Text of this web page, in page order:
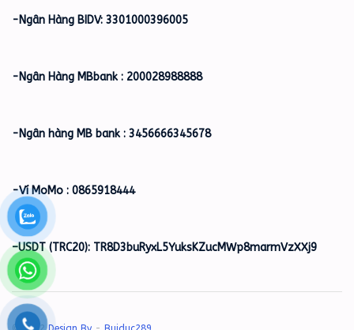
-Ngân Hàng BIDV: 3301000396005
-Ngân Hàng MBbank : 200028988888
-Ngân hàng MB bank : 3456666345678
-Ví MoMo : 0865918444
–USDT (TRC20): TR8D3buRyxL5YuksKZucMWp8marmVzXXj9